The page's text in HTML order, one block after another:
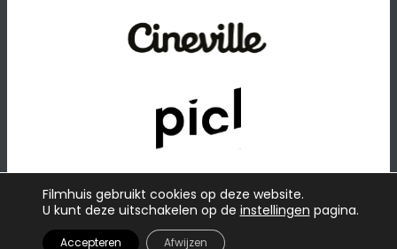
© 2026·Website doorRaadhuis Privacybeleid
Filmhuis gebruikt cookies op deze website.
U kunt deze uitschakelen op de instellingen pagina.
Accepteren Afwijzen